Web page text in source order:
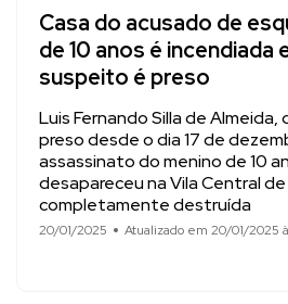
Casa do acusado de
de 10 anos é incendiada
suspeito é preso
Luis Fernando Silla de
preso desde o dia 17 de
assassinato do menino de 10
desapareceu na Vila Central
completamente destruída
20/01/2025 Atualizado em 20/01/2025